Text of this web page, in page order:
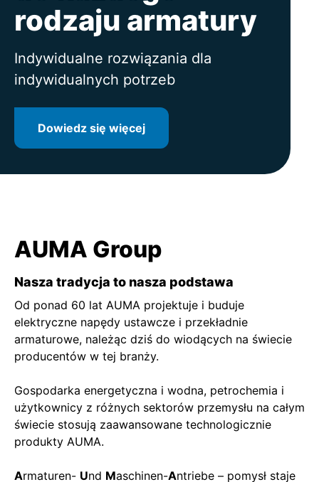
rodzaju armatury
Indywidualne rozwiązania dla
indywidualnych potrzeb
Dowiedz się więcej
napędów ustawczych
Dowiedz się więcej
Dowiedz się więcej
na naszych klientach
Dowiedz się więcej
AUMA Group
Nasza tradycja to nasza podstawa
Od ponad 60 lat AUMA projektuje i buduje
elektryczne napędy ustawcze i przekładnie
armaturowe, należąc dziś do wiodących na świecie
producentów w tej branży.
Gospodarka energetyczna i wodna, petrochemia i
użytkownicy z różnych sektorów przemysłu na całym
świecie stosują zaawansowane technologicznie
produkty AUMA.
Armaturen- Und Maschinen-Antriebe – pomysł staje